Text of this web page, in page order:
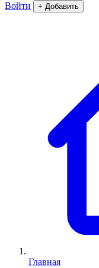
Войти + Добавить
Главная